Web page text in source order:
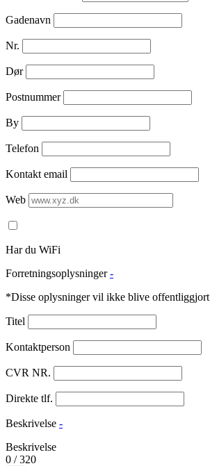
Gadenavn
Nr.
Dør
Postnummer
By
Telefon
Kontakt email
Web
Har du WiFi
Forretningsoplysninger -
*Disse oplysninger vil ikke blive offentliggjort
Titel
Kontaktperson
CVR NR.
Direkte tlf.
Beskrivelse -
Beskrivelse
0 /320